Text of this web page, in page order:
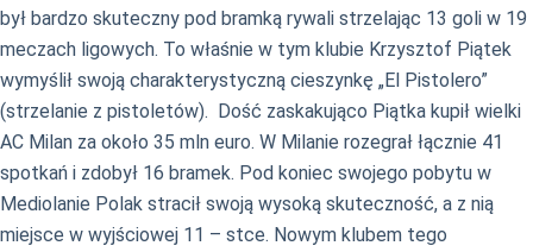
był bardzo skuteczny pod bramką rywali strzelając 13 goli w 19
meczach ligowych. To właśnie w tym klubie Krzysztof Piątek
wymyślił swoją charakterystyczną cieszynkę „El Pistolero”
(strzelanie z pistoletów). Dość zaskakująco Piątka kupił wielki
AC Milan za około 35 mln euro. W Milanie rozegrał łącznie 41
spotkań i zdobył 16 bramek. Pod koniec swojego pobytu w
Mediolanie Polak stracił swoją wysoką skuteczność, a z nią
miejsce w wyjściowej 11 – stce. Nowym klubem tego